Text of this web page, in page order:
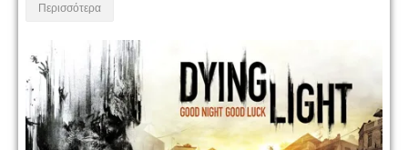
Περισσότερα